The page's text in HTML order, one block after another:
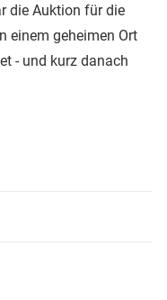
die Auktion für die
einem geheimen Ort
- und kurz danach